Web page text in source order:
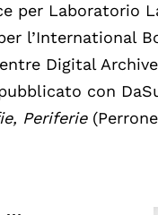
per Laboratorio
l’International
Digital
con
Periferie